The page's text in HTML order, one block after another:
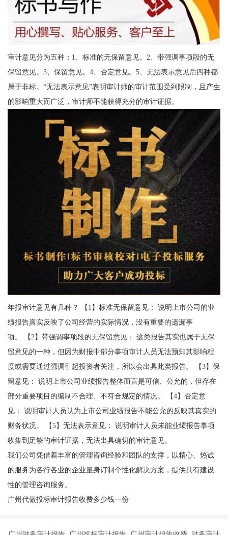
审计意见分为五种：1、标准的无保留意见。2、带强调事项段的无
保留意见。3、保留意见。4、否定意见。5、无法表示意见后四种都
属于非标。“无法表示意见”表明审计师的审计范围受到限制，且产生
的影响重大而广泛，审计师不能获得充分的审计证据。
年报审计意见有几种？ 【1】标准无保留意见： 说明上市公司的业
绩报告真实反映了公司经营的实际情况，没有重要的遗漏事
项。 【2】带强调事项段的无保留意见： 这类报告其实也属于无保
留意见的一种，但因为财报中部分事项审计人员无法预知其影响程
度或需要通过强调引起投资者关注，所以会出具此类报告。 【3】保
留意见： 说明上市公司业绩报告整体而言是可信、公允的，但存在
部分重要项目的编制不合理、不符合规定的情况。 【4】否定意
见： 说明审计人员认为上市公司业绩报告不能公允的反映其真实的
财务状况。 【5】无法表示意见： 说明审计人员未能业绩报告事项
收集到足够的审计证据，无法出具确切的审计意见。
我们公司凭借着丰富的管理咨询经验和团队的支撑，以精心、热诚
的服务为各行各业的企业量身订制个性化解决方案，提供具有建设
性的管理咨询服务。
广州代做投标审计报告收费多少钱一份